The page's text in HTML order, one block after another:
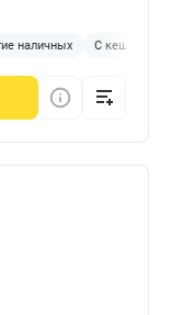
наличных С кешбэком